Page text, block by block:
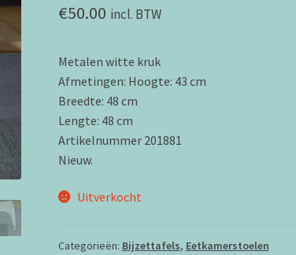
€50.00 incl. BTW
Metalen witte kruk
Afmetingen: Hoogte: 43 cm
Breedte: 48 cm
Lengte: 48 cm
Artikelnummer 201881
Nieuw.
Uitverkocht
Categorieën: Bijzettafels, Eetkamerstoelen